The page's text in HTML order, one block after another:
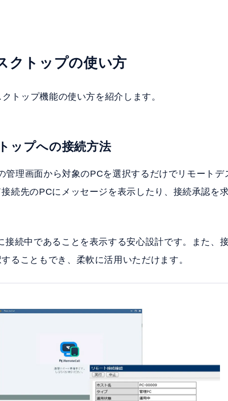
クトップの使い方
トップ機能の使い方を紹介します。
ップへの接続方法
管理画面から対象のPCを選択するだけでリモートデ
続先のPCにメッセージを表示したり、接続承認を
接続中であることを表示する安心設計です。また、
ることもでき、柔軟に活用いただけます。